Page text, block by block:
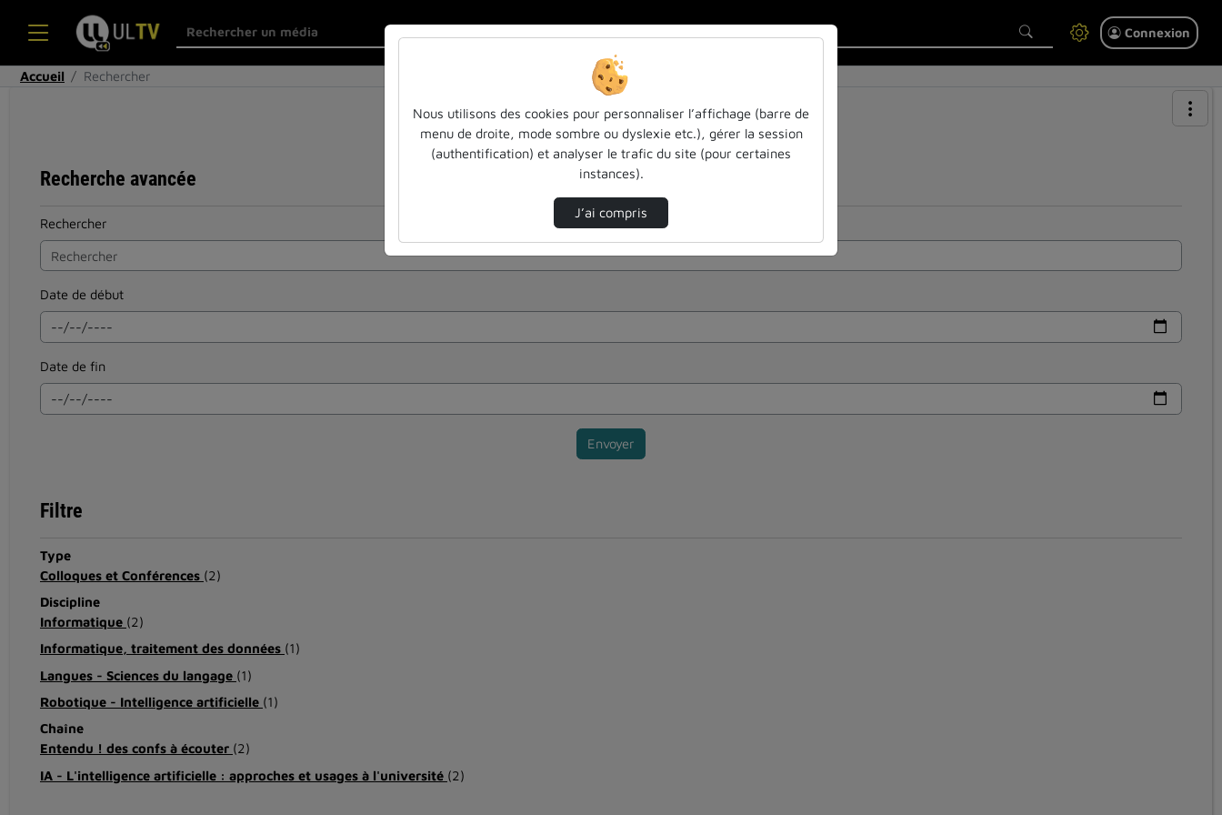
Connexion
Accueil Rechercher
Recherche avancée
Rechercher
Date de début
Date de fin
Envoyer
Filtre
Type
Colloques et Conférences (2)
Discipline
Informatique (2)
Informatique, traitement des données (1)
Langues - Sciences du langage (1)
Robotique - Intelligence artificielle (1)
Chaîne
Entendu ! des confs à écouter (2)
IA - L'intelligence artificielle : approches et usages à l'université (2)
Nous utilisons des cookies pour personnaliser l’affichage (barre de
menu de droite, mode sombre ou dyslexie etc.), gérer la session
(authentification) et analyser le trafic du site (pour certaines
instances).
J’ai compris